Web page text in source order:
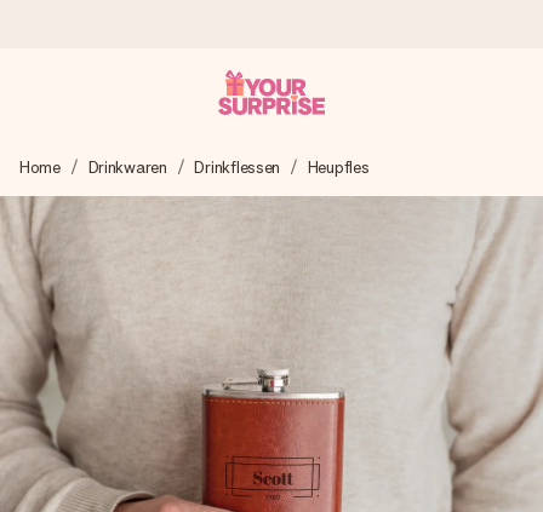
We maken jouw cadeau met zorg en zorgen dat het
razendsnel onderweg is - zodat jij kunt geven op precies
het juiste moment, wanneer het het meeste betekent.
4,8 (gebaseerd op +8.000 reviews)
Onze cadeaus worden gewaardeerd. Klanten beoordelen
ons met een 4,7 op Google Reviews
Gratis wenskaartje
Home Drinkwaren Drinkflessen Heupfles